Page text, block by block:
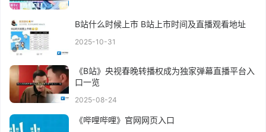
B站什么时候上市 B站上市时间及直播观看地址
2025-10-31
《B站》央视春晚转播权成为独家弹幕直播平台入
口一览
2025-08-24
《哔哩哔哩》官网网页入口